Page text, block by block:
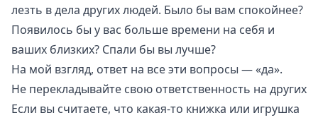
лезть в дела других людей. Было бы вам спокойнее?
Появилось бы у вас больше времени на себя и
ваших близких? Спали бы вы лучше?
На мой взгляд, ответ на все эти вопросы — «да».
Не перекладывайте свою ответственность на других
Если вы считаете, что какая-то книжка или игрушка